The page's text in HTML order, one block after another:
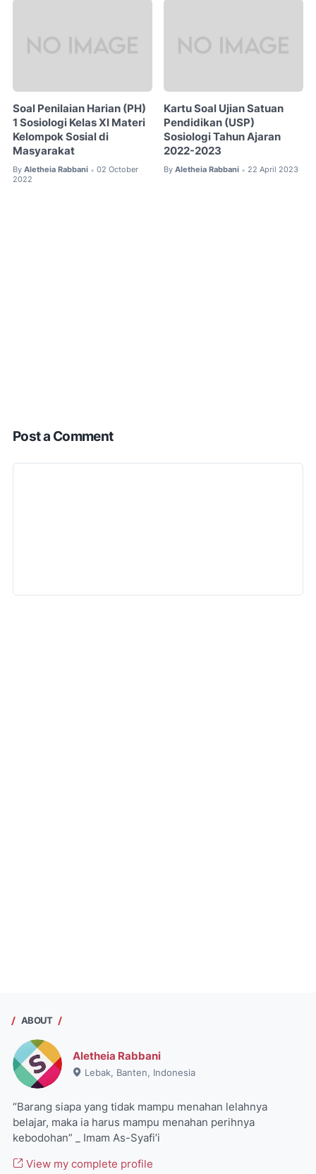
Soal Penilaian Harian (PH)
1 Sosiologi Kelas XI Materi
Kelompok Sosial di
Masyarakat
By Aletheia Rabbani • 02 October
2022
Kartu Soal Ujian Satuan
Pendidikan (USP)
Sosiologi Tahun Ajaran
2022-2023
By Aletheia Rabbani • 22 April 2023
Post a Comment
ABOUT
Aletheia Rabbani
Lebak, Banten, Indonesia
“Barang siapa yang tidak mampu menahan lelahnya
belajar, maka ia harus mampu menahan perihnya
kebodohan” _ Imam As-Syafi’i
View my complete profile